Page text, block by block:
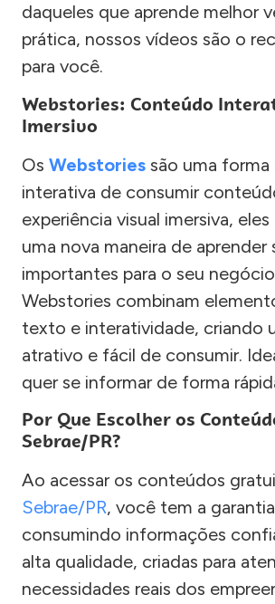
daqueles que aprende melhor
prática, nossos vídeos são o
para você.
Webstories: Conteúdo
Imersivo
Os Webstories são uma
interativa de consumir
experiência visual imersiva,
uma nova maneira de aprender
importantes para o seu
Webstories combinam
texto e interatividade, criando
atrativo e fácil de consumir.
quer se informar de forma
Por Que Escolher os
Sebrae/PR?
Ao acessar os conteúdos
Sebrae/PR, você tem a
consumindo informações
alta qualidade, criadas para
necessidades reais dos